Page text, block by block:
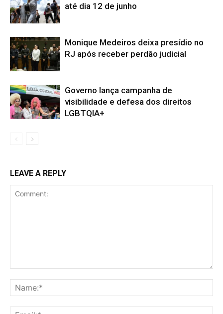
até dia 12 de junho
Monique Medeiros deixa presídio no
RJ após receber perdão judicial
Governo lança campanha de
visibilidade e defesa dos direitos
LGBTQIA+
LEAVE A REPLY